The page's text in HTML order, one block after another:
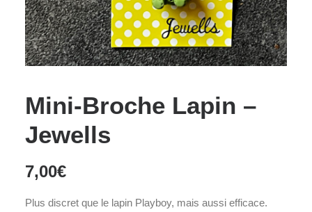
Mini-Broche Lapin –
Jewells
7,00€
Plus discret que le lapin Playboy, mais aussi efficace.